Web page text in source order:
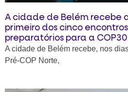
A cidade de Belém recebe
primeiro dos cinco
preparatórios para a COP30
A cidade de Belém recebe, nos
Pré-COP Norte,